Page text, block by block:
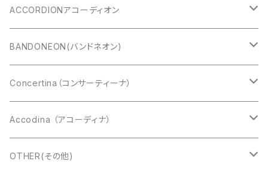
ACCORDIONアコーディオン
CAVAGNOLO(キャバニョロ)
Cooperfisa(コーペルフィサ)
Exelsior(エキセルシァー)
Bugari(ブガリ)
BANDONEON(バンドネオン)
CROMATIC(クロマチック)
DIATONIC（ダイアトニック）
Alfred Arnold（AA:ドブレアー）
Concertina（コンサーティーナ）
アングロコンサーティーナ
イングリッシュコンサーティーナ
Accodina （アコーディナ）
Marcel Druex
OTHER(その他)